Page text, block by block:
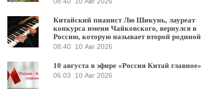
Китайский пианист Лю Шикунь, лауреат
конкурса имени Чайковского, вернулся в
Россию, которую называет второй родиной
08:40 10 Авг 2026
10 августа в эфире «Россия Китай главное»
06:03
10 Авг 2026